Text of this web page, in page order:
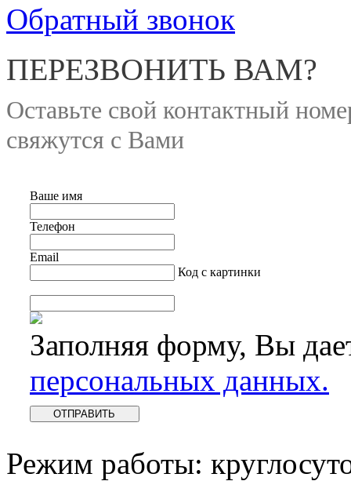
Обратный звонок
ПЕРЕЗВОНИТЬ ВАМ?
Оставьте свой контактный
свяжутся с Вами
Ваше имя
Телефон
Email
Код с картинки
Заполняя форму, Вы
персональных данных.
Режим работы: